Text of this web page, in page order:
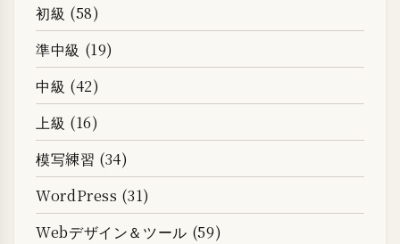
初級 (58)
準中級 (19)
中級 (42)
上級 (16)
模写練習 (34)
WordPress (31)
Webデザイン＆ツール (59)